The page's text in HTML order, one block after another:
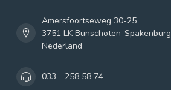
Amersfoortseweg 30-25
3751 LK Bunschoten-Spakenburg
Nederland
033 - 258 58 74